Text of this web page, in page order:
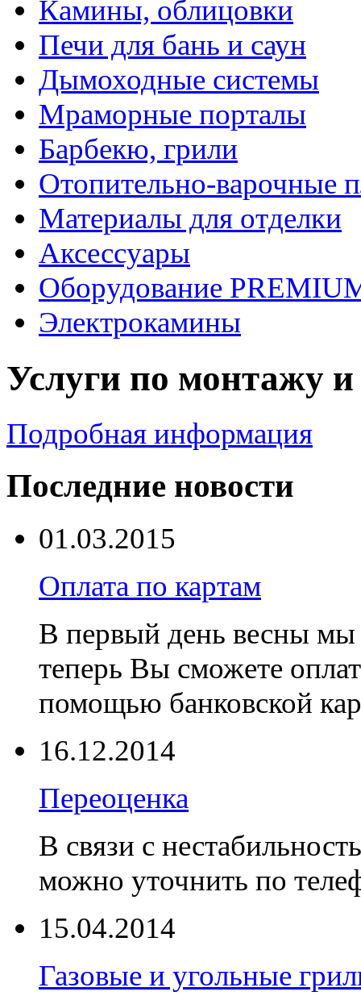
Камины, облицовки
Печи для бань и саун
Дымоходные системы
Мраморные порталы
Барбекю, грили
Отопительно-варочные
Материалы для отделки
Аксессуары
Оборудование
Электрокамины
Услуги по монтажу и
Подробная информация
Последние новости
01.03.2015
Оплата по картам
В первый день весны
теперь Вы сможете
помощью банковской
16.12.2014
Переоценка
В связи с
можно уточнить по
15.04.2014
Газовые и угольные